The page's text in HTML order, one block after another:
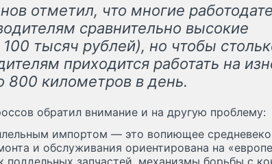
отметил, что многие
сравнительно высокие
тысяч рублей), но чтобы
приходится работать на
800 километров в день.
обратил внимание и на другую проблему:
импортом — это вопиющее
и обслуживания ориентирована на
поддельных запчастей, механизмы борьбы с